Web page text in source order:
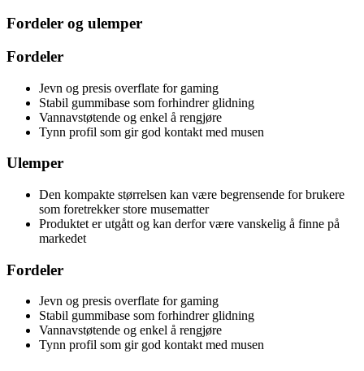
Fordeler og ulemper
Fordeler
Jevn og presis overflate for gaming
Stabil gummibase som forhindrer glidning
Vannavstøtende og enkel å rengjøre
Tynn profil som gir god kontakt med musen
Ulemper
Den kompakte størrelsen kan være begrensende for brukere
som foretrekker store musematter
Produktet er utgått og kan derfor være vanskelig å finne på
markedet
Fordeler
Jevn og presis overflate for gaming
Stabil gummibase som forhindrer glidning
Vannavstøtende og enkel å rengjøre
Tynn profil som gir god kontakt med musen